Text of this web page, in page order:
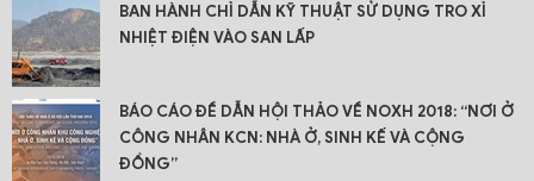
BAN HÀNH CHỈ DẪN KỸ THUẬT SỬ DỤNG TRO XỈ
NHIỆT ĐIỆN VÀO SAN LẤP
BÁO CÁO ĐỀ DẪN HỘI THẢO VỀ NOXH 2018: “NƠI Ở
CÔNG NHÂN KCN: NHÀ Ở, SINH KẾ VÀ CỘNG
ĐỒNG”